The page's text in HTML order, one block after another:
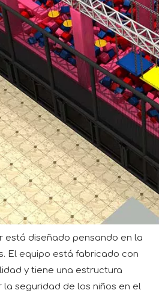
está diseñado pensando en la
El equipo está fabricado con
y tiene una estructura
seguridad de los niños en el